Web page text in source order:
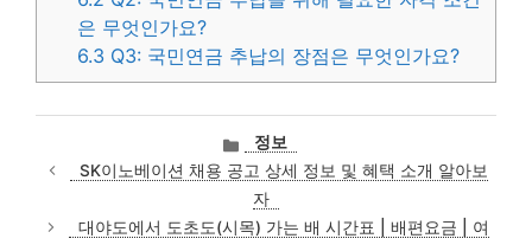
은 무엇인가요?
6.3 Q3: 국민연금 추납의 장점은 무엇인가요?
카
테
고
리
정보
SK이노베이션 채용 공고 상세 정보 및 혜택 소개 알아보
자
대야도에서 도초도(시목) 가는 배 시간표 | 배편요금 | 여